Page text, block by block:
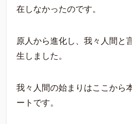
在しなかったのです。
原人から進化し、我々人間と
生しました。
我々人間の始まりはここから
ートです。